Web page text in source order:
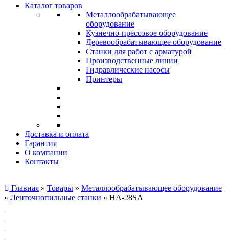
Каталог товаров
Металлообрабатывающее
оборудование
Кузнечно-прессовое оборудование
Деревообрабатывающее оборудование
Станки для работ с арматурой
Производственные линии
Гидравлические насосы
Принтеры
Доставка и оплата
Гарантия
О компании
Контакты
Главная » Товары » Металлообрабатывающее оборудование
» Ленточнопильные станки » HA-28SA